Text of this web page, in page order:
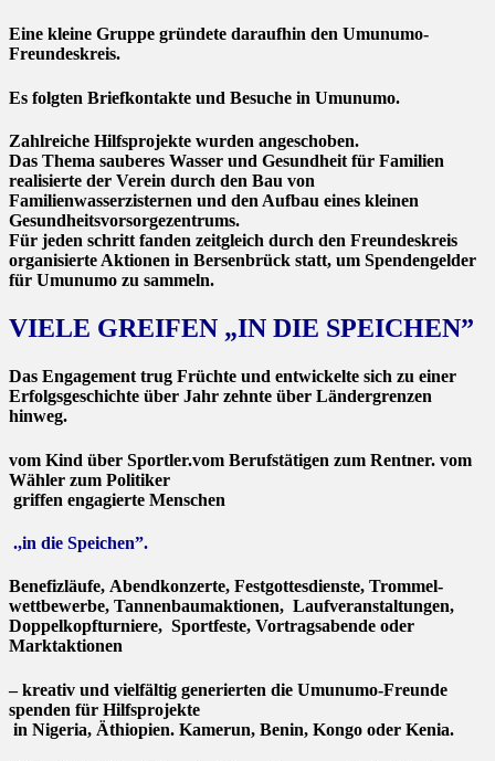
Eine kleine Gruppe gründete daraufhin den Umunumo-
Freundeskreis.
Es folgten Briefkontakte und Besuche in Umunumo.
Zahlreiche Hilfsprojekte wurden angeschoben.
Das Thema sauberes Wasser und Gesundheit für Familien
realisierte der Verein durch den Bau von
Familienwasserzisternen und den Aufbau eines kleinen
Gesundheitsvorsorgezentrums.
Für jeden schritt fanden zeitgleich durch den Freundeskreis
organisierte Aktionen in Bersenbrück statt, um Spendengelder
für Umunumo zu sammeln.
VIELE GREIFEN „IN DIE SPEICHEN”
Das Engagement trug Früchte und entwickelte sich zu einer
Erfolgsgeschichte über Jahr zehnte über Ländergrenzen
hinweg.
vom Kind über Sportler.vom Berufstätigen zum Rentner. vom
Wähler zum Politiker
griffen engagierte Menschen
.,in die Speichen”.
Benefizläufe, Abendkonzerte, Festgottesdienste, Trommel­
wettbewerbe, Tannenbaumaktionen, Laufveranstaltungen,
Doppelkopfturniere, Sportfeste, Vortragsabende oder
Marktaktionen
– kreativ und vielfältig generierten die Umunumo-Freunde
spenden für Hilfsprojekte
in Nigeria, Äthiopien. Kamerun, Benin, Kongo oder Kenia.